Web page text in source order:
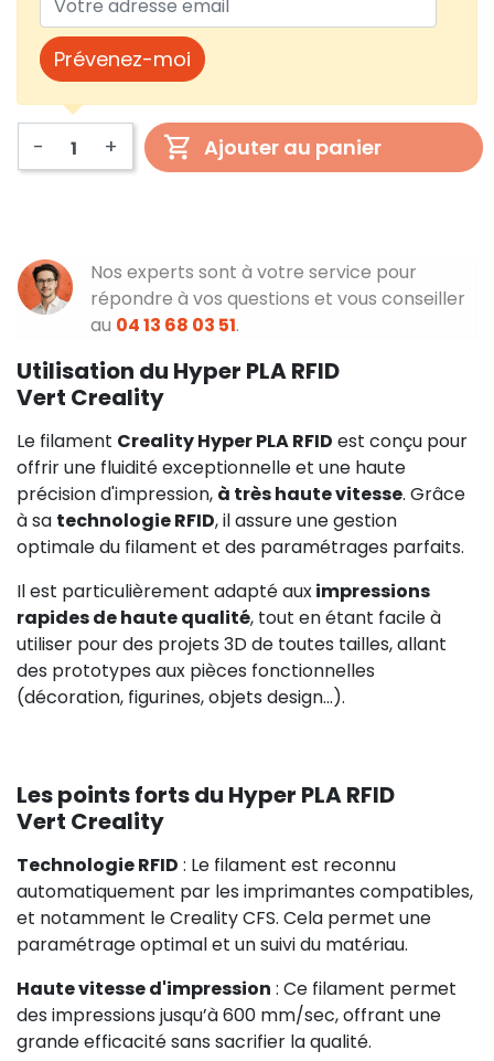
Prévenez-moi
- + Ajouter au panier
Nos experts sont à votre service pour
répondre à vos questions et vous conseiller
au 04 13 68 03 51.
Utilisation du Hyper PLA RFID
Vert Creality
Le filament Creality Hyper PLA RFID est conçu pour
offrir une fluidité exceptionnelle et une haute
précision d'impression, à très haute vitesse. Grâce
à sa technologie RFID, il assure une gestion
optimale du filament et des paramétrages parfaits.
Il est particulièrement adapté auximpressions
rapides de haute qualité, tout en étant facile à
utiliser pour des projets 3D de toutes tailles, allant
des prototypes aux pièces fonctionnelles
(décoration, figurines, objets design...).
Les points forts du Hyper PLA RFID
Vert Creality
Technologie RFID : Le filament est reconnu
automatiquement par les imprimantes compatibles,
et notamment le Creality CFS. Cela permet une
paramétrage optimal et un suivi du matériau.
Haute vitesse d'impression : Ce filament permet
des impressions jusqu’à 600 mm/sec, offrant une
grande efficacité sans sacrifier la qualité.